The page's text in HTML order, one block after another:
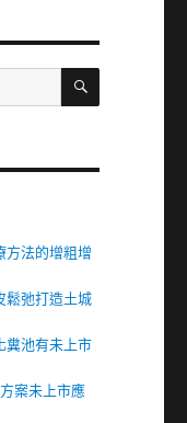
搜
方法的增粗增
鬆弛打造土城
糞池有未上市
案未上市應